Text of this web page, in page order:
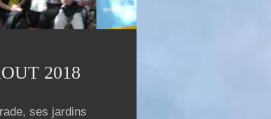
2018
ses jardins